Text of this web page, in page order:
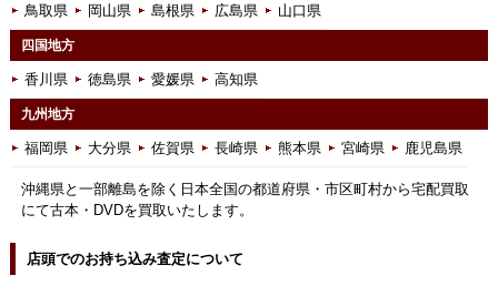
鳥取県 岡山県 島根県 広島県 山口県
四国地方
香川県 徳島県 愛媛県 高知県
九州地方
福岡県 大分県 佐賀県 長崎県 熊本県 宮崎県 鹿児島県
沖縄県と一部離島を除く日本全国の都道府県・市区町村から宅配買取
にて古本・DVDを買取いたします。
店頭でのお持ち込み査定について